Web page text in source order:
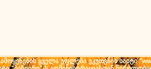
ყველა უფლება ეკუთვნის საიტი